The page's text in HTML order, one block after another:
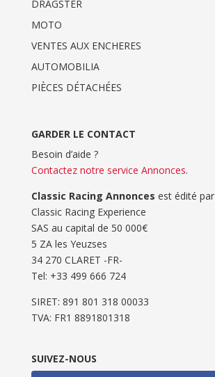
DRAGSTER
MOTO
VENTES AUX ENCHERES
AUTOMOBILIA
PIÈCES DÉTACHÉES
GARDER LE CONTACT
Besoin d’aide ?
Contactez notre service Annonces.
Classic Racing Annonces est édité par
Classic Racing Experience
SAS au capital de 50 000€
5 ZA les Yeuzses
34 270 CLARET -FR-
Tel: ‭+33 499 666 724‬
SIRET: 891 801 318 00033
TVA: FR1 8891801318
SUIVEZ-NOUS